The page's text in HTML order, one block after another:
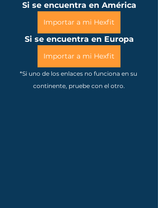
Si se encuentra en América
Importar a mi Hexfit
Si se encuentra en Europa
Importar a mi Hexfit
*Si uno de los enlaces no funciona en su
continente, pruebe con el otro.